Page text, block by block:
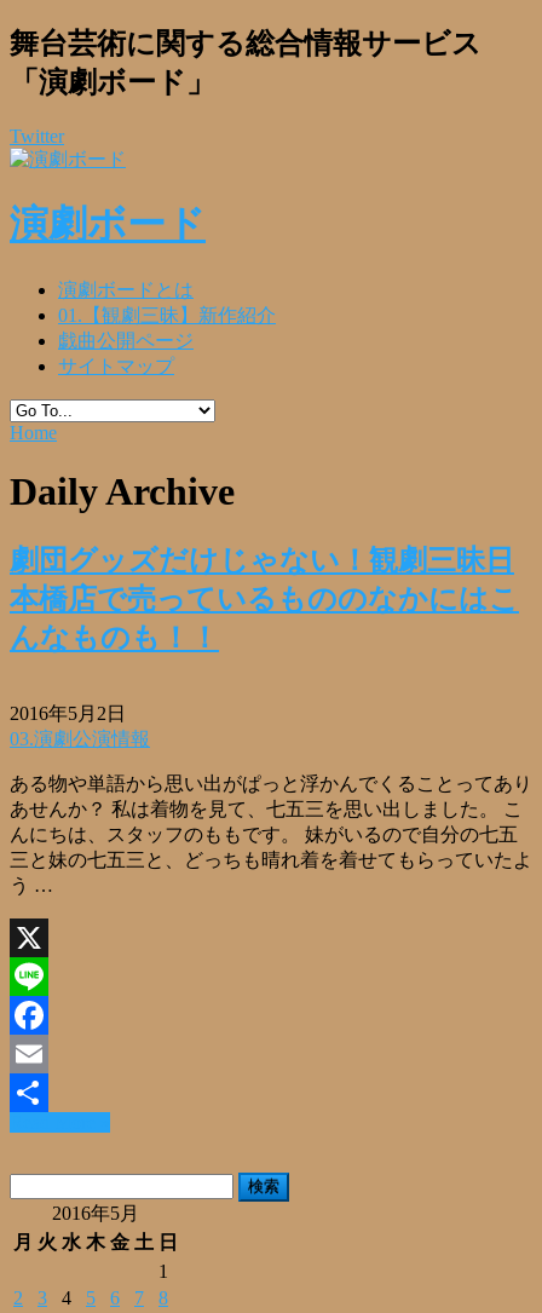
舞台芸術に関する総合情報サービス
「演劇ボード」
Twitter
演劇ボード
演劇ボードとは
01.【観劇三昧】新作紹介
戯曲公開ページ
サイトマップ
Home
Daily Archive
劇団グッズだけじゃない！観劇三昧日
本橋店で売っているもののなかにはこ
んなものも！！
2016年5月2日
03.演劇公演情報
ある物や単語から思い出がぱっと浮かんでくることってあり
あせんか？ 私は着物を見て、七五三を思い出しました。 こ
んにちは、スタッフのももです。 妹がいるので自分の七五
三と妹の七五三と、どっちも晴れ着を着せてもらっていたよ
う …
X
Line
Facebook
Email
共
有
2016年5月
月 火 水 木 金 土 日
1
2
3 4 5 6 7
8